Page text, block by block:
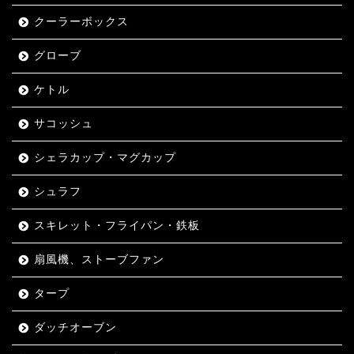
クーラーボックス
グローブ
ケトル
サコッシュ
シェラカップ・マグカップ
シュラフ
スキレット・フライパン・鉄板
扇風機、ストーブファン
タープ
ダッチオーブン